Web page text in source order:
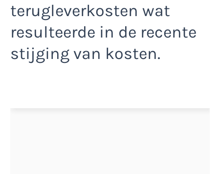
terugleverkosten wat
resulteerde in de recente
stijging van kosten.